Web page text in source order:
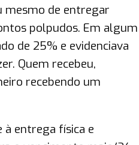
mesmo de entregar
polpudos. Em algum
de 25% e evidenciava
Quem recebeu,
recebendo um
entrega física e